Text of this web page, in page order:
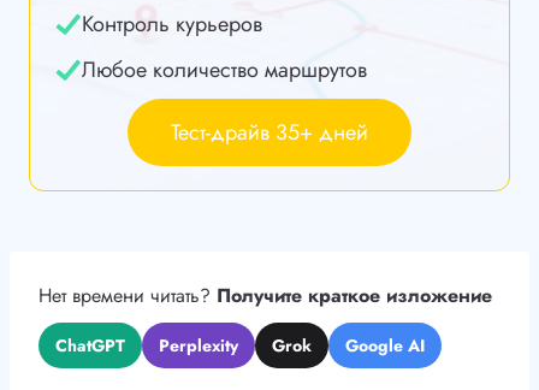
Контроль курьеров
Любое количество маршрутов
Тест-драйв 35+ дней
Нет времени читать? Получите краткое изложение
ChatGPT Perplexity Grok Google AI